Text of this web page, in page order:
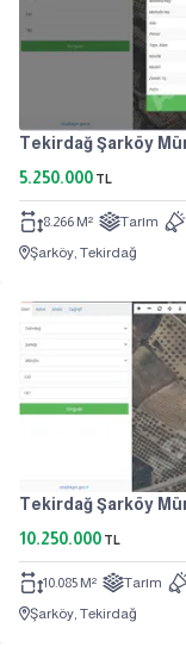
5.250.000 TL
8.266 M² Tarım
Şarköy, Tekirdağ
10.250.000 TL
10.085 M² Tarım
Şarköy, Tekirdağ